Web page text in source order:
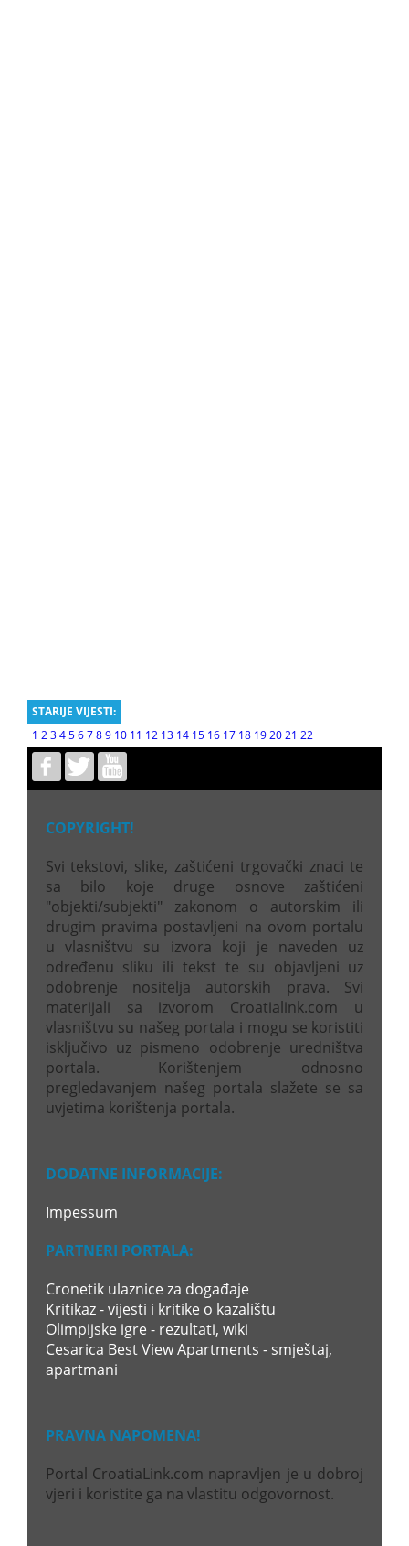
STARIJE VIJESTI:
1 2 3 4 5 6 7 8 9 10 11 12 13 14 15 16 17 18 19 20 21 22
COPYRIGHT!
Svi tekstovi, slike, zaštićeni trgovački znaci te
sa bilo koje druge osnove zaštićeni
"objekti/subjekti" zakonom o autorskim ili
drugim pravima postavljeni na ovom portalu
u vlasništvu su izvora koji je naveden uz
određenu sliku ili tekst te su objavljeni uz
odobrenje nositelja autorskih prava. Svi
materijali sa izvorom Croatialink.com u
vlasništvu su našeg portala i mogu se koristiti
isključivo uz pismeno odobrenje uredništva
portala. Korištenjem odnosno
pregledavanjem našeg portala slažete se sa
uvjetima korištenja portala.
DODATNE INFORMACIJE:
Impessum
PARTNERI PORTALA:
Cronetik ulaznice za događaje
Kritikaz - vijesti i kritike o kazalištu
Olimpijske igre - rezultati, wiki
Cesarica Best View Apartments - smještaj,
apartmani
PRAVNA NAPOMENA!
Portal CroatiaLink.com napravljen je u dobroj
vjeri i koristite ga na vlastitu odgovornost.